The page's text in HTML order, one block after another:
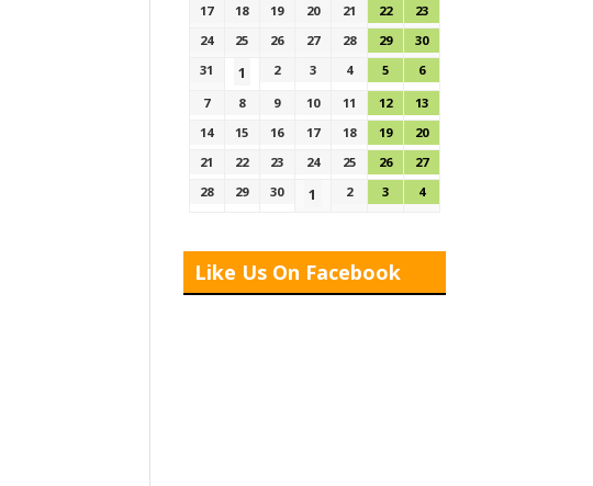
17
18 19 20 21 22
23
24
25 26 27 28 29
30
31
1 2 3 4 5
6
7
8 9 10 11 12
13
14
15 16 17 18 19
20
21
22 23 24 25 26
27
28
29 30 1 2 3 4
Like Us On Facebook